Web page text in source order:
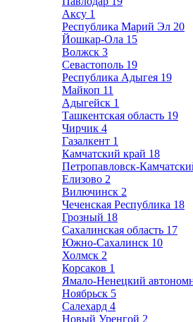
Аксу 1
Республика Марий Эл 20
Йошкар-Ола 15
Волжск 3
Севастополь 19
Республика Адыгея 19
Майкоп 11
Адыгейск 1
Ташкентская область 19
Чирчик 4
Газалкент 1
Камчатский край 18
Петропавловск-
Елизово 2
Вилючинск 2
Чеченская Республика 18
Грозный 18
Сахалинская область 17
Южно-Сахалинск 10
Холмск 2
Корсаков 1
Ямало-Ненецкий
Ноябрьск 5
Салехард 4
Новый Уренгой 2